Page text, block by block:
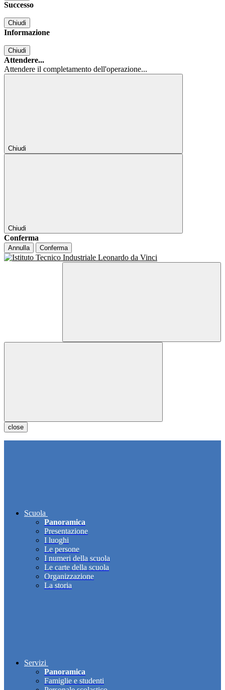
Successo
Chiudi
Informazione
Chiudi
Attendere...
Attendere il completamento dell'operazione...
Chiudi
Chiudi
Conferma
Annulla Conferma
close
Scuola
Panoramica
Presentazione
I luoghi
Le persone
I numeri della scuola
Le carte della scuola
Organizzazione
La storia
Servizi
Panoramica
Famiglie e studenti